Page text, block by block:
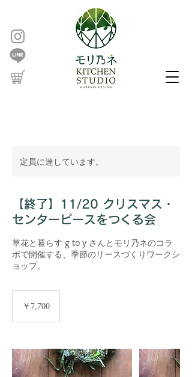
定員に達しています。
【終了】11/20 クリスマス・
センターピースをつくる会
草花と暮らす g to y さんとモリ乃ネのコラ
ボで開催する、季節のリースづくりワークシ
ョップ。
￥7,700